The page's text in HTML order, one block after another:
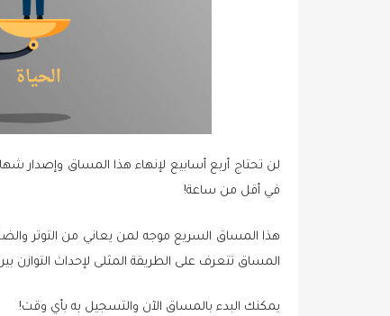
لن تحتاج أربع أسابيع لإنهاء هذا المساق وإصدار
في أقل من ساعة!
هذا المساق السريع موجه لمن يعاني من التوتر
المساق تتعرف على الطريقة المثلى لإحداث التوازن
يمكنك البدء بالمساق الآن والتسجيل به بأي وقت!